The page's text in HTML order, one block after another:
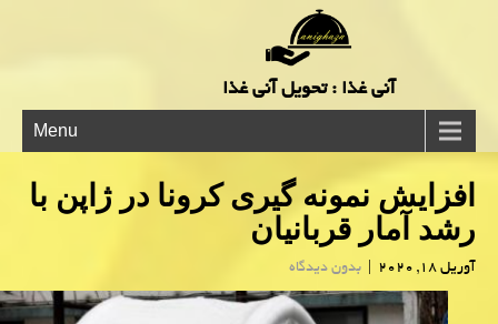
آنی غذا : تحویل آنی غذا
Menu
افزایش نمونه گیری كرونا در ژاپن با
رشد آمار قربانیان
آوریل 18, 2020 | بدون دیدگاه